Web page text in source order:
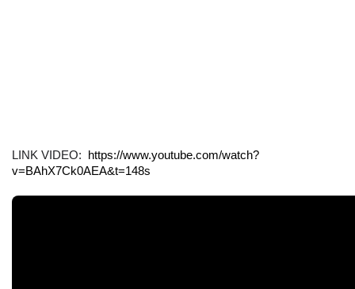
LINK VIDEO:
https://www.youtube.com/watch?
v=BAhX7Ck0AEA&t=148s